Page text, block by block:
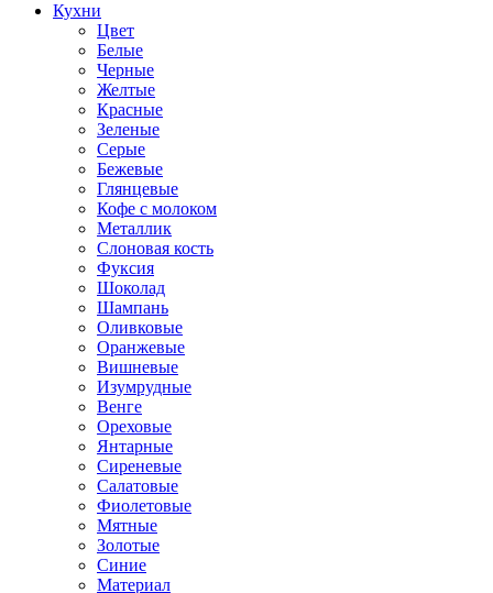
Кухни
Цвет
Белые
Черные
Желтые
Красные
Зеленые
Серые
Бежевые
Глянцевые
Кофе с молоком
Металлик
Слоновая кость
Фуксия
Шоколад
Шампань
Оливковые
Оранжевые
Вишневые
Изумрудные
Венге
Ореховые
Янтарные
Сиреневые
Салатовые
Фиолетовые
Мятные
Золотые
Синие
Материал